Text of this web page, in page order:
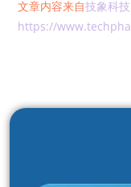
文章内容来自技象科技
https://